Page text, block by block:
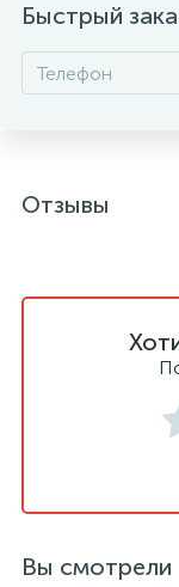
Быстрый
Отзывы
Вы смотрели